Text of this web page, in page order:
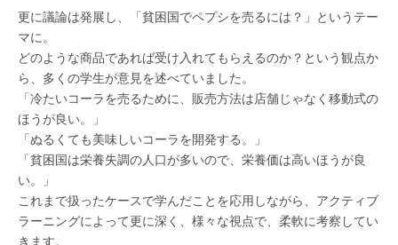
更に議論は発展し、「貧困国でペプシを売るには？」というテー
マに。
どのような商品であれば受け入れてもらえるのか？という観点か
ら、多くの学生が意見を述べていました。
「冷たいコーラを売るために、販売方法は店舗じゃなく移動式の
ほうが良い。」
「ぬるくても美味しいコーラを開発する。」
「貧困国は栄養失調の人口が多いので、栄養価は高いほうが良
い。」
これまで扱ったケースで学んだことを応用しながら、アクティブ
ラーニングによって更に深く、様々な視点で、柔軟に考察してい
きます。